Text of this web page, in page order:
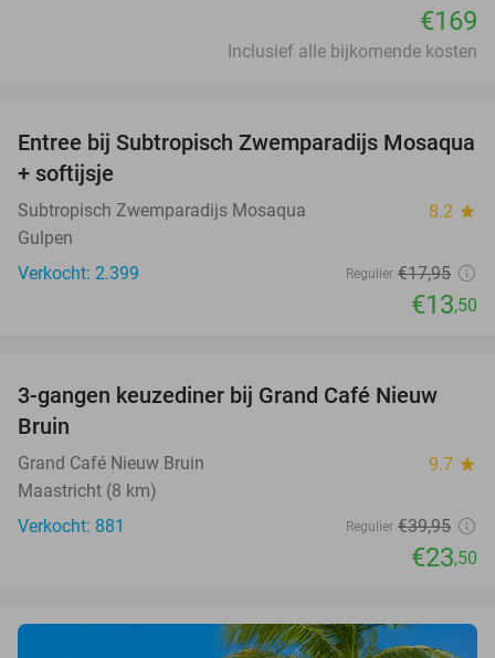
€169
Inclusief alle bijkomende kosten
25%
Entree bij Subtropisch Zwemparadijs Mosaqua
+ softijsje
Subtropisch Zwemparadijs Mosaqua 8.2 star
Gulpen
Verkocht: 2.399
Regulier €17,95
€13,50
41%
3-gangen keuzediner bij Grand Café Nieuw
Bruin
Grand Café Nieuw Bruin 9.7 star
Maastricht (8 km)
Verkocht: 881
Regulier €39,95
€23,50